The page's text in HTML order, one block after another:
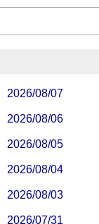
2026/08/07
2026/08/06
2026/08/05
2026/08/04
2026/08/03
2026/07/31